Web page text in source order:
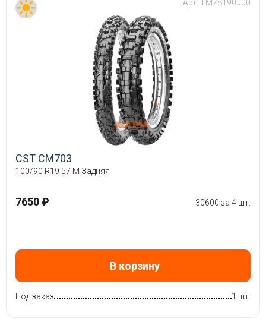
Арт: TM78190000
CST CM703
100/90 R19 57 M Задняя
7650 ₽ 30600 за 4 шт.
В корзину
Под заказ 1 шт.